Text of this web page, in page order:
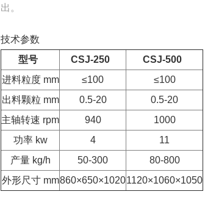
出。
技术参数
型号
CSJ-250
CSJ-500
进料粒度 mm
≤100
≤100
出料颗粒 mm
0.5-20
0.5-20
主轴转速 rpm
940
1000
功率 kw
4
11
产量 kg/h
50-300
80-800
外形尺寸 mm860×650×10201120×1060×1050